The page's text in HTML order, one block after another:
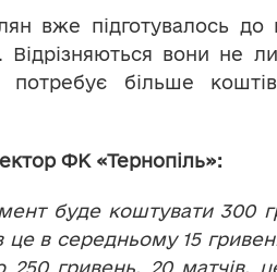
вже підготувалось до
Відрізняються вони не
більше
ФК «Тернопіль»:
буде коштувати 300
в середньому 15
250 гривень. 20 матчів,